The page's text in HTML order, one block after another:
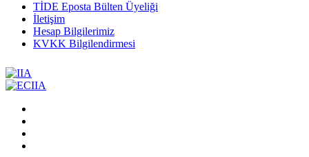
TİDE Eposta Bülten Üyeliği
İletişim
Hesap Bilgilerimiz
KVKK Bilgilendirmesi